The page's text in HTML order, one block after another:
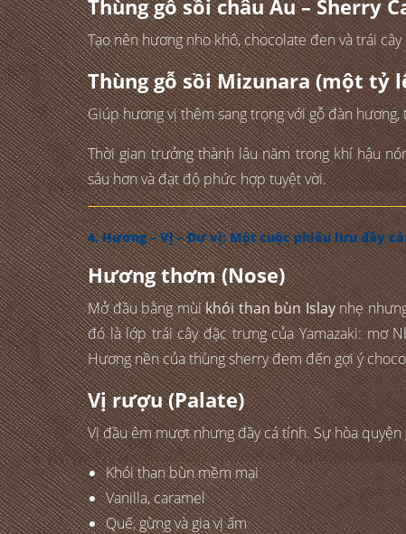
Thùng gỗ sồi châu Âu – Sherry
Tạo nên hương nho khô, chocolate đen và trái
Thùng gỗ sồi Mizunara (một tỷ
Giúp hương vị thêm sang trọng với gỗ đàn
Thời gian trưởng thành lâu năm trong khí hậu
sâu hơn và đạt độ phức hợp tuyệt vời.
4. Hương – Vị – Dư vị: Một cuộc phiêu lưu đầy
Hương thơm (Nose)
Mở đầu bằng mùikhói than bùn Islaynhẹ
đó là lớp trái cây đặc trưng của Yamazaki: mơ
Hương nền của thùng sherry đem đến gợi ý
Vị rượu (Palate)
Vị đầu êm mượt nhưng đầy cá tính. Sự hòa quyện
Khói than bùn mềm mại
Vanilla, caramel
Quế, gừng và gia vị ấm